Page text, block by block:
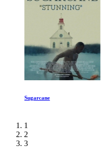
Sugarcane
1
2
3